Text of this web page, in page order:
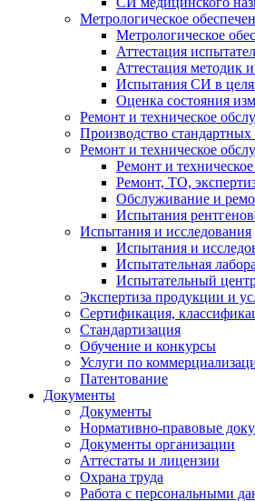
Метрологическое
Метрологическое
Аттестация
Аттестация методик
Испытания СИ в
Оценка состояния
Ремонт и техническое
Производство стандартных
Ремонт и техническое
Ремонт и
Ремонт, ТО,
Обслуживание и
Испытания
Испытания и исследования
Испытания и
Испытательная
Испытательный
Экспертиза продукции и
Сертификация,
Стандартизация
Обучение и конкурсы
Услуги по
Патентование
Документы
Документы
Нормативно-правовые
Документы организации
Аттестаты и лицензии
Охрана труда
Работа с персональными